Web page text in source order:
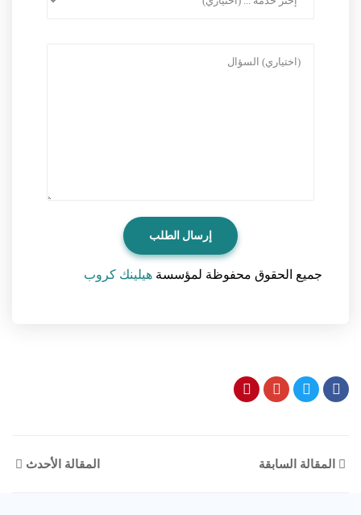
جميع الحقوق محفوظة لمؤسسة هيلينك كروب
المقالة السابقة المقالة الأحدث